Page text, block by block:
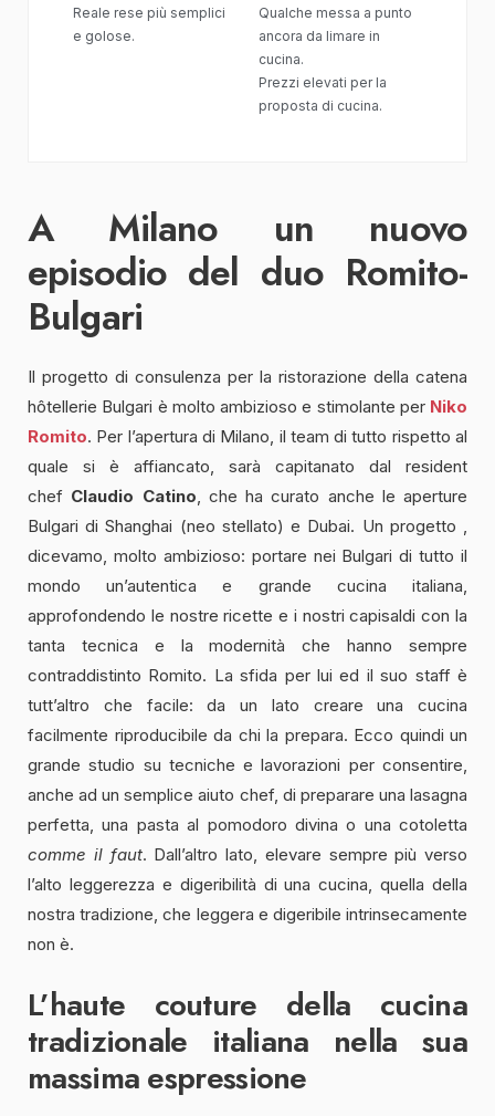
Reale rese più semplici
e golose.
Qualche messa a punto
ancora da limare in
cucina.
Prezzi elevati per la
proposta di cucina.
A Milano un nuovo
episodio del duo Romito-
Bulgari
Il progetto di consulenza per la ristorazione della catena
hôtellerie Bulgari è molto ambizioso e stimolante per Niko
Romito. Per l’apertura di Milano, il team di tutto rispetto al
quale si è affiancato, sarà capitanato dal resident
chef Claudio Catino, che ha curato anche le aperture
Bulgari di Shanghai (neo stellato) e Dubai. Un progetto ,
dicevamo, molto ambizioso: portare nei Bulgari di tutto il
mondo un’autentica e grande cucina italiana,
approfondendo le nostre ricette e i nostri capisaldi con la
tanta tecnica e la modernità che hanno sempre
contraddistinto Romito. La sfida per lui ed il suo staff è
tutt’altro che facile: da un lato creare una cucina
facilmente riproducibile da chi la prepara. Ecco quindi un
grande studio su tecniche e lavorazioni per consentire,
anche ad un semplice aiuto chef, di preparare una lasagna
perfetta, una pasta al pomodoro divina o una cotoletta
comme il faut. Dall’altro lato, elevare sempre più verso
l’alto leggerezza e digeribilità di una cucina, quella della
nostra tradizione, che leggera e digeribile intrinsecamente
non è.
L’haute couture della cucina
tradizionale italiana nella sua
massima espressione